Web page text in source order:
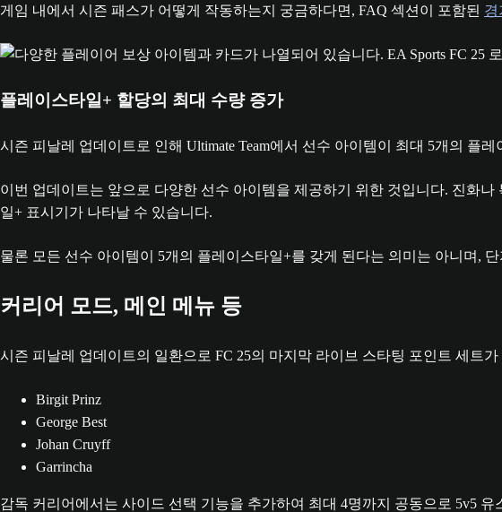
게임 내에서 시즌 패스가 어떻게 작동하는지 궁금하다면, FAQ 섹션이 포함된 경
플레이스타일+ 할당의 최대 수량 증가
시즌 피날레 업데이트로 인해 Ultimate Team에서 선수 아이템이 최대 5개의 플
이번 업데이트는 앞으로 다양한 선수 아이템을 제공하기 위한 것입니다. 진화
일+ 표시기가 나타날 수 있습니다.
물론 모든 선수 아이템이 5개의 플레이스타일+를 갖게 된다는 의미는 아니며,
커리어 모드, 메인 메뉴 등
시즌 피날레 업데이트의 일환으로 FC 25의 마지막 라이브 스타팅 포인트 세트
Birgit Prinz
George Best
Johan Cruyff
Garrincha
감독 커리어에서는 사이드 선택 기능을 추가하여 최대 4명까지 공동으로 5v5